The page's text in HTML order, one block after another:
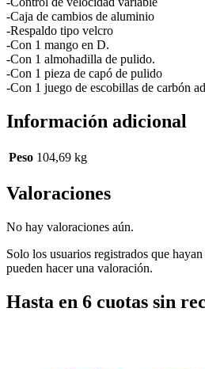
-Caja de cambios de aluminio
-Respaldo tipo velcro
-Con 1 mango en D.
-Con 1 almohadilla de pulido.
-Con 1 pieza de capó de pulido
-Con 1 juego de escobillas de carbón
Información adicional
Peso 104,69 kg
Valoraciones
No hay valoraciones aún.
Solo los usuarios registrados que
pueden hacer una valoración.
Hasta en 6 cuotas sin